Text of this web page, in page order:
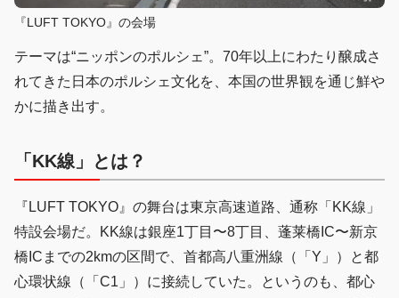
『LUFT TOKYO』の会場
テーマは“ニッポンのポルシェ”。70年以上にわたり醸成さ
れてきた日本のポルシェ文化を、本国の世界観を通じ鮮や
かに描き出す。
「KK線」とは？
『LUFT TOKYO』の舞台は東京高速道路、通称「KK線」
特設会場だ。KK線は銀座1丁目〜8丁目、蓬莱橋IC〜新京
橋ICまでの2kmの区間で、首都高八重洲線（「Y」）と都
心環状線（「C1」）に接続していた。というのも、都心